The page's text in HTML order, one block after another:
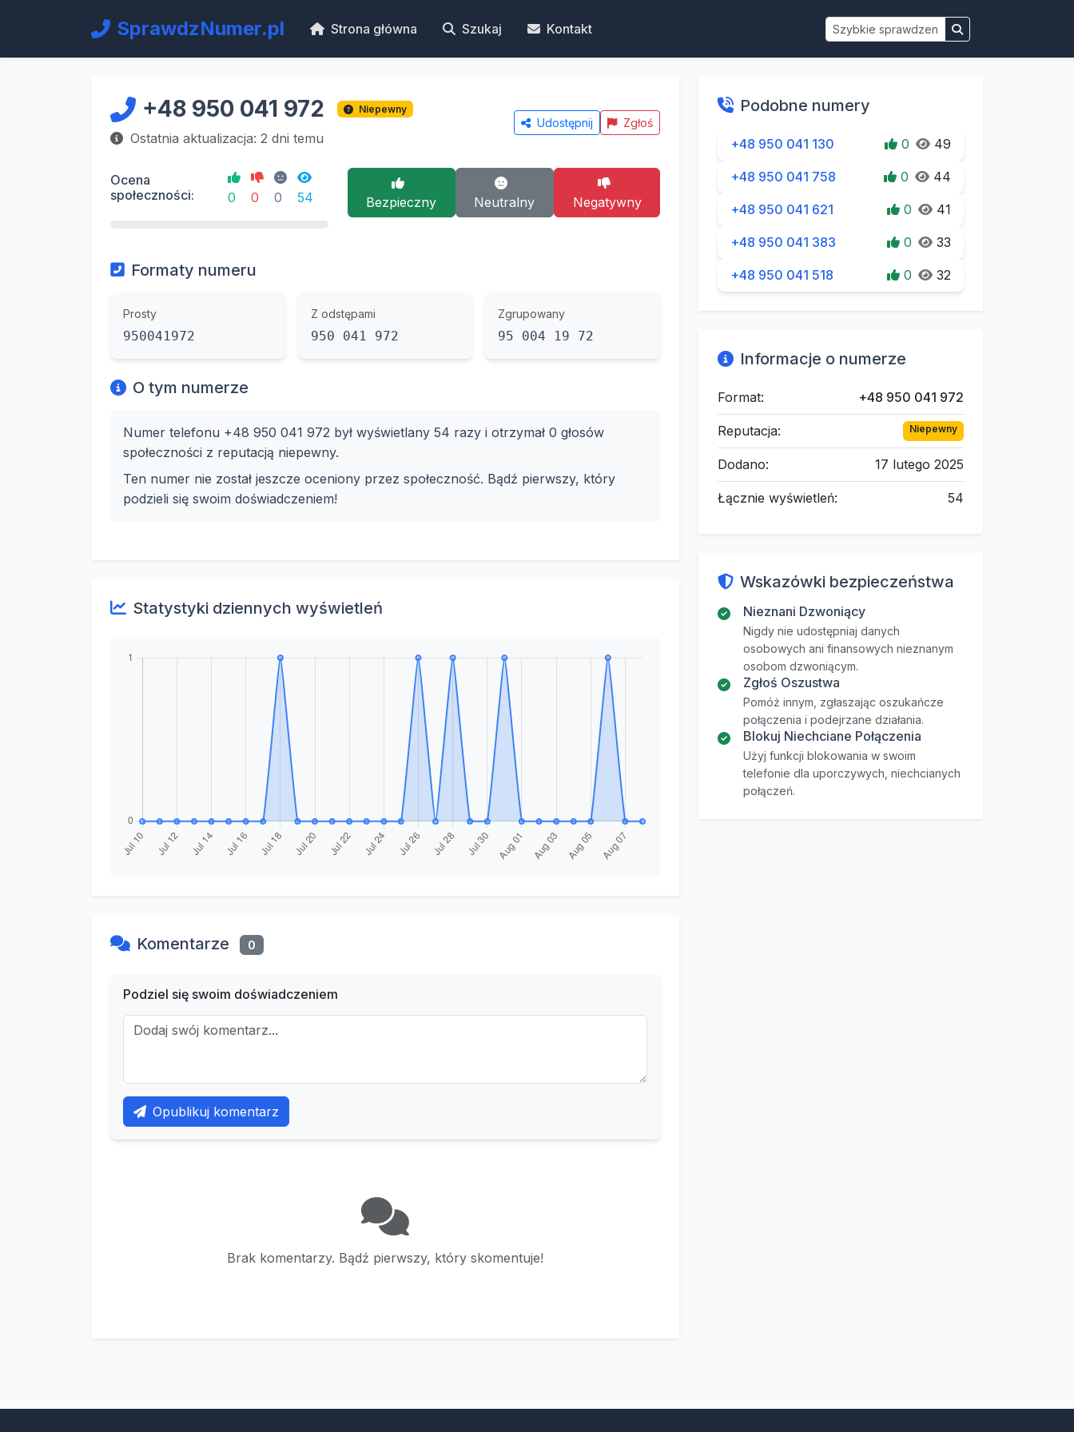
SprawdzNumer.pl Strona główna Szukaj Kontakt
+48 950 041 972 Niepewny
Ostatnia aktualizacja: 2 dni temu
Udostępnij Zgłoś
Ocena
społeczności:
0 0 0 54 Bezpieczny Neutralny Negatywny
Formaty numeru
Prosty
950041972
Z odstępami
950 041 972
Zgrupowany
95 004 19 72
O tym numerze
Numer telefonu +48 950 041 972 był wyświetlany 54 razy i otrzymał 0 głosów
społeczności z reputacją niepewny.
Ten numer nie został jeszcze oceniony przez społeczność. Bądź pierwszy, który
podzieli się swoim doświadczeniem!
Statystyki dziennych wyświetleń
Komentarze 0
Podziel się swoim doświadczeniem
Opublikuj komentarz
Brak komentarzy. Bądź pierwszy, który skomentuje!
Podobne numery
+48 950 041 130 0 49
+48 950 041 758 0 44
+48 950 041 621 0 41
+48 950 041 383 0 33
+48 950 041 518 0 32
Informacje o numerze
Format: +48 950 041 972
Reputacja: Niepewny
Dodano: 17 lutego 2025
Łącznie wyświetleń: 54
Wskazówki bezpieczeństwa
Nieznani Dzwoniący
Nigdy nie udostępniaj danych
osobowych ani finansowych nieznanym
osobom dzwoniącym.
Zgłoś Oszustwa
Pomóż innym, zgłaszając oszukańcze
połączenia i podejrzane działania.
Blokuj Niechciane Połączenia
Użyj funkcji blokowania w swoim
telefonie dla uporczywych, niechcianych
połączeń.